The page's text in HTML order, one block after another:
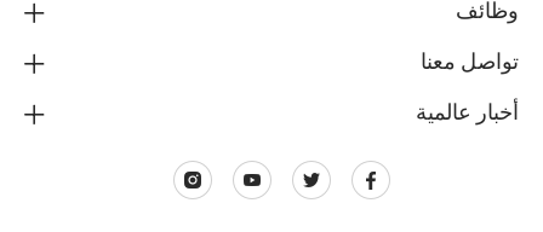
وظائف
تواصل معنا
أخبار عالمية